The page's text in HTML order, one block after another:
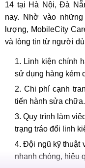
14 tại Hà Nội, Đà
nay. Nhờ vào
lượng, MobileCity
và lòng tin từ người
Linh kiện chính
sử dụng hàng kém
Chi phí cạnh
tiến hành sửa chữa.
Quy trình làm
trạng tráo đổi linh
Đội ngũ kỹ thuật
nhanh chóng, hiệu